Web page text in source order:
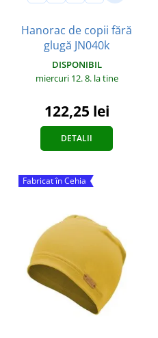
Hanorac de copii fără
glugă JN040k
DISPONIBIL
miercuri 12. 8. la tine
122,25 lei
DETALII
Fabricat în Cehia